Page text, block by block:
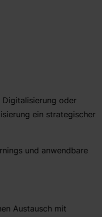
oder
ein strategischer
und anwendbare
Austausch mit